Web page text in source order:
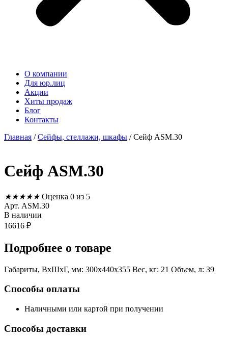
О компании
Для юр.лиц
Акции
Хиты продаж
Блог
Контакты
Главная /Сейфы, стеллажи, шкафы / Сейф ASM.30
Сейф ASM.30
★★★★★ Оценка 0 из 5
Арт. ASM.30
В наличии
16616 ₽
Подробнее о товаре
Габариты, ВxШxГ, мм: 300x440x355 Вес, кг: 21 Объем, л: 39
Способы оплаты
Наличными или картой при получении
Способы доставки